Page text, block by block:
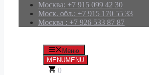
Москва: +7 915 099 42 30
Моск. обл.: +7 915 170 55 33
Москва : +7 926 533 87 87
Меню
MENUMENU
0